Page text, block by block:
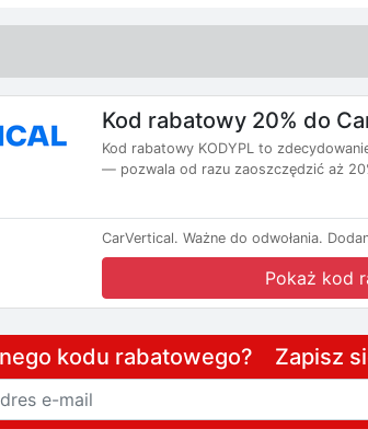
Kod rabatowy 20% do
Kod rabatowy KODYPL to
— pozwala od razu zaoszczędzić aż
CarVertical. Ważne do odwołania.
Pokaż kod
kodu rabatowego? Zapisz